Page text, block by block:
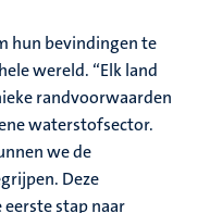
hun bevindingen te
wereld. “Elk land
randvoorwaarden
waterstofsector.
we de
Deze
stap naar